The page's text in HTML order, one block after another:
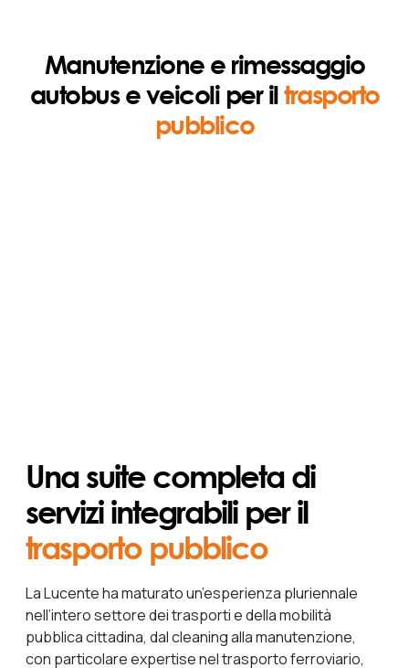
Manutenzione e rimessaggio
autobus e veicoli per iltrasporto
pubblico
Una suite completa di
servizi integrabili per il
trasporto pubblico
La Lucente ha maturato un’esperienza pluriennale
nell’intero settore dei trasporti e della mobilità
pubblica cittadina, dal cleaning alla manutenzione,
con particolare expertise nel trasporto ferroviario,